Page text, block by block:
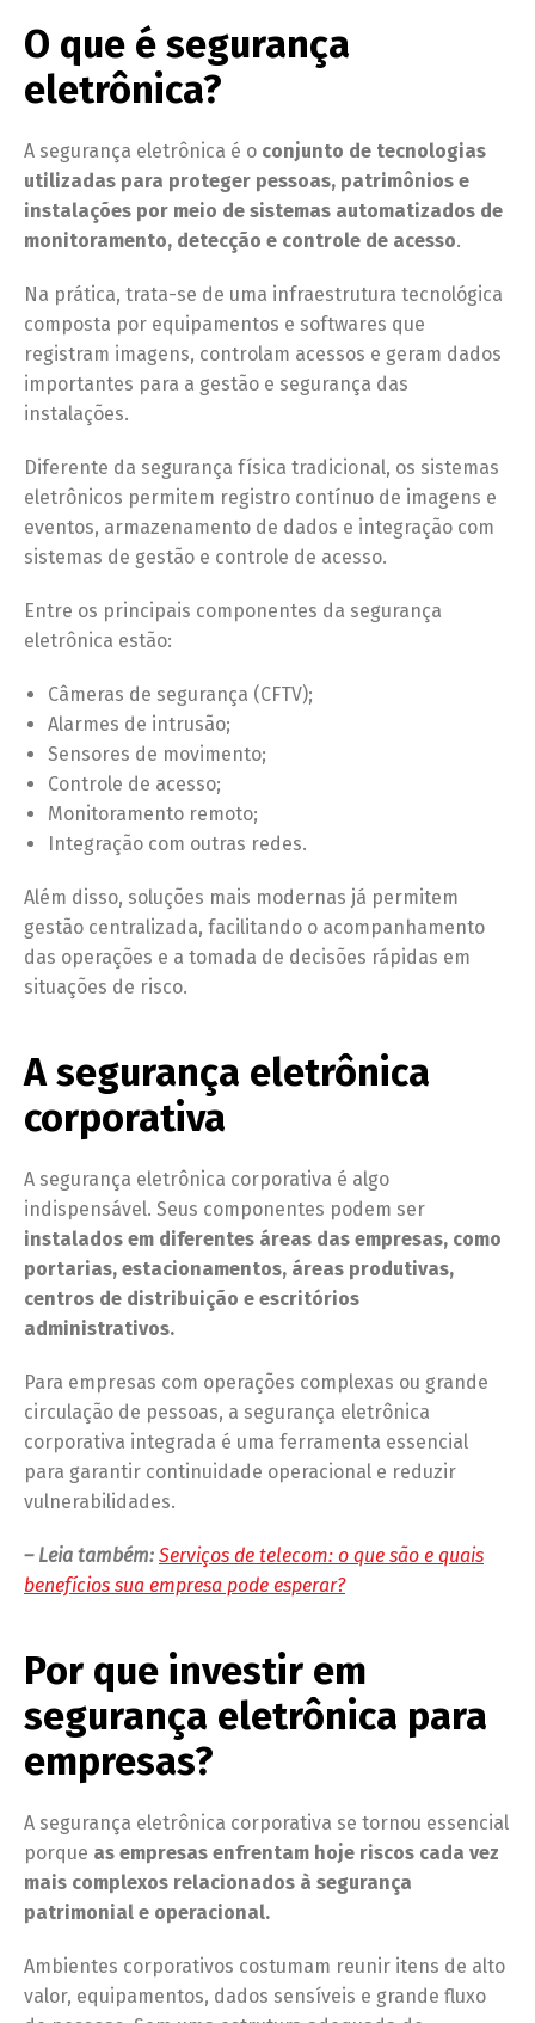
O que é segurança
eletrônica?
A segurança eletrônica é o conjunto de tecnologias
utilizadas para proteger pessoas, patrimônios e
instalações por meio de sistemas automatizados de
monitoramento, detecção e controle de acesso.
Na prática, trata-se de uma infraestrutura tecnológica
composta por equipamentos e softwares que
registram imagens, controlam acessos e geram dados
importantes para a gestão e segurança das
instalações.
Diferente da segurança física tradicional, os sistemas
eletrônicos permitem registro contínuo de imagens e
eventos, armazenamento de dados e integração com
sistemas de gestão e controle de acesso.
Entre os principais componentes da segurança
eletrônica estão:
Câmeras de segurança (CFTV);
Alarmes de intrusão;
Sensores de movimento;
Controle de acesso;
Monitoramento remoto;
Integração com outras redes.
Além disso, soluções mais modernas já permitem
gestão centralizada, facilitando o acompanhamento
das operações e a tomada de decisões rápidas em
situações de risco.
A segurança eletrônica
corporativa
A segurança eletrônica corporativa é algo
indispensável. Seus componentes podem ser
instalados em diferentes áreas das empresas, como
portarias, estacionamentos, áreas produtivas,
centros de distribuição e escritórios
administrativos.
Para empresas com operações complexas ou grande
circulação de pessoas, a segurança eletrônica
corporativa integrada é uma ferramenta essencial
para garantir continuidade operacional e reduzir
vulnerabilidades.
– Leia também: Serviços de telecom: o que são e quais
benefícios sua empresa pode esperar?
Por que investir em
segurança eletrônica para
empresas?
A segurança eletrônica corporativa se tornou essencial
porque as empresas enfrentam hoje riscos cada vez
mais complexos relacionados à segurança
patrimonial e operacional.
Ambientes corporativos costumam reunir itens de alto
valor, equipamentos, dados sensíveis e grande fluxo